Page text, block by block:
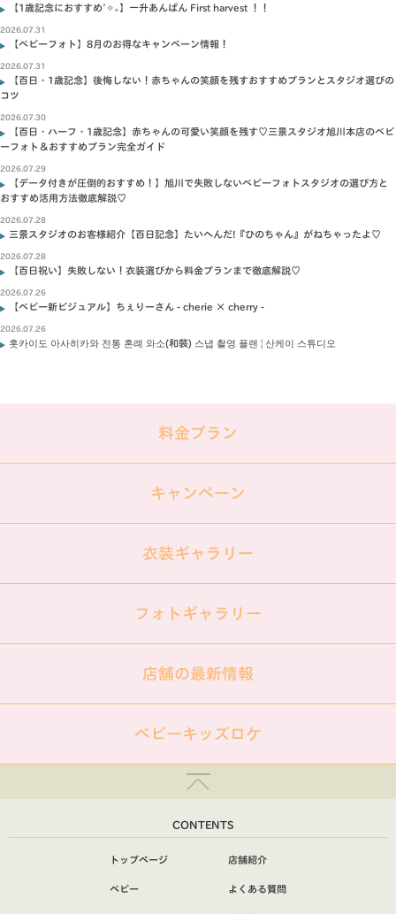
【1歳記念におすすめ˚✧₊】一升あんぱん First harvest ！！
2026.07.31
【ベビーフォト】8月のお得なキャンペーン情報！
2026.07.31
【百日・1歳記念】後悔しない！赤ちゃんの笑顔を残すおすすめプランとスタジオ選びの
コツ
2026.07.30
【百日・ハーフ・1歳記念】赤ちゃんの可愛い笑顔を残す♡三景スタジオ旭川本店のベビ
ーフォト＆おすすめプラン完全ガイド
2026.07.29
【データ付きが圧倒的おすすめ！】旭川で失敗しないベビーフォトスタジオの選び方と
おすすめ活用方法徹底解説♡
2026.07.28
三景スタジオのお客様紹介【百日記念】たいへんだ!『ひのちゃん』がねちゃったよ♡
2026.07.28
【百日祝い】失敗しない！衣装選びから料金プランまで徹底解説♡
2026.07.26
【ベビー新ビジュアル】ちぇりーさん - cherie × cherry -
2026.07.26
홋카이도 아사히카와 전통 혼례 와소(和裝) 스냅 촬영 플랜 | 산케이 스튜디오
料金プラン
キャンペーン
衣装ギャラリー
フォトギャラリー
店舗の最新情報
ベビーキッズロケ
CONTENTS
トップページ
ベビー
店舗紹介
よくある質問